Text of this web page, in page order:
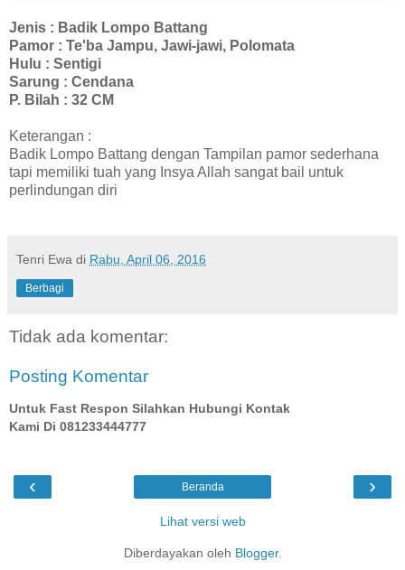
Jenis : Badik Lompo Battang
Pamor : Te'ba Jampu, Jawi-jawi, Polomata
Hulu : Sentigi
Sarung : Cendana
P. Bilah : 32 CM
Keterangan :
Badik Lompo Battang dengan Tampilan pamor sederhana
tapi memiliki tuah yang Insya Allah sangat bail untuk
perlindungan diri
Tenri Ewa di Rabu, April 06, 2016
Berbagi
Tidak ada komentar:
Posting Komentar
Untuk Fast Respon Silahkan Hubungi Kontak
Kami Di 081233444777
‹ ›
Beranda
Lihat versi web
Diberdayakan oleh Blogger.